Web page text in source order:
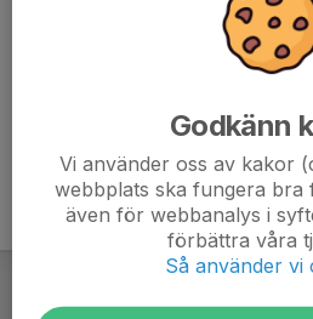
Godkänn
Vi använder oss av kakor
webbplats ska fungera bra
även för webbanalys i
förbättra våra
Så använder vi